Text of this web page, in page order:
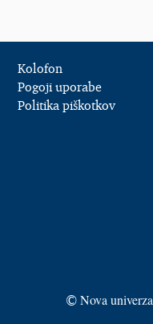
Kolofon
Pogoji uporabe
Politika piškotkov
© Nova univerza